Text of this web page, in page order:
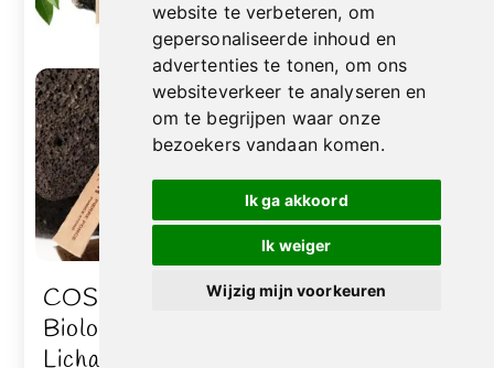
website te verbeteren, om
gepersonaliseerde inhoud en
advertenties te tonen, om ons
websiteverkeer te analyseren en
om te begrijpen waar onze
bezoekers vandaan komen.
Ik ga akkoord
Ik weiger
Wijzig mijn voorkeuren
COSMOS
Biologische
Lichaam Set –
ECOCERT 2